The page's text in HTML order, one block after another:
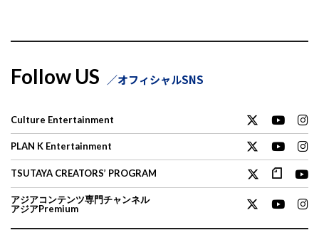
Follow US オフィシャルSNS
Culture Entertainment
PLAN K Entertainment
TSUTAYA CREATORS’ PROGRAM
アジアコンテンツ専門チャンネル
アジアPremium